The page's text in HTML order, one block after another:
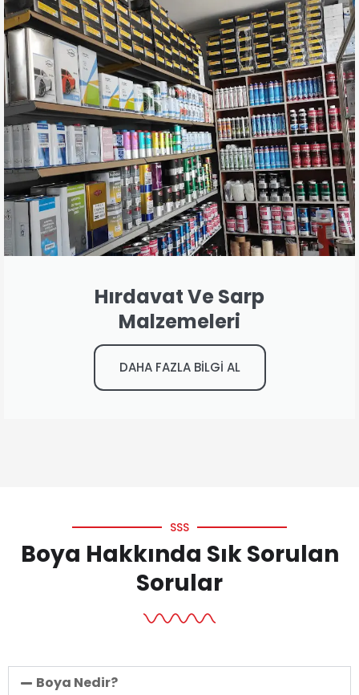
Hırdavat Ve Sarp
Malzemeleri
DAHA FAZLA BİLGİ AL
SSS
Boya Hakkında Sık Sorulan
Sorular
Boya Nedir?